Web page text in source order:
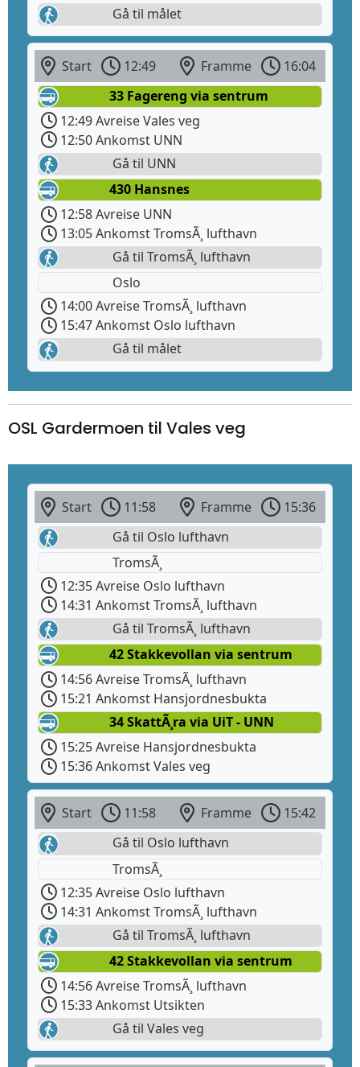
Gå til målet
Start 12:49 Framme
16:04
33 Fagereng via sentrum
12:49 Avreise Vales veg
12:50 Ankomst UNN
Gå til UNN
430 Hansnes
12:58 Avreise UNN
13:05 Ankomst TromsÃ¸ lufthavn
Gå til TromsÃ¸ lufthavn
Oslo
14:00 Avreise TromsÃ¸ lufthavn
15:47 Ankomst Oslo lufthavn
Gå til målet
OSL Gardermoen til Vales veg
Start 11:58 Framme
15:36
Gå til Oslo lufthavn
TromsÃ¸
12:35 Avreise Oslo lufthavn
14:31 Ankomst TromsÃ¸ lufthavn
Gå til TromsÃ¸ lufthavn
42 Stakkevollan via sentrum
14:56 Avreise TromsÃ¸ lufthavn
15:21 Ankomst Hansjordnesbukta
34 SkattÃ¸ra via UiT - UNN
15:25 Avreise Hansjordnesbukta
15:36 Ankomst Vales veg
Start 11:58 Framme
15:42
Gå til Oslo lufthavn
TromsÃ¸
12:35 Avreise Oslo lufthavn
14:31 Ankomst TromsÃ¸ lufthavn
Gå til TromsÃ¸ lufthavn
42 Stakkevollan via sentrum
14:56 Avreise TromsÃ¸ lufthavn
15:33 Ankomst Utsikten
Gå til Vales veg